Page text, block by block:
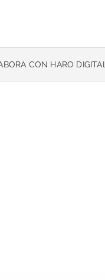
CON HARO DIGITAL